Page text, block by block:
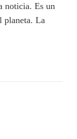
noticia. Es un
planeta. La